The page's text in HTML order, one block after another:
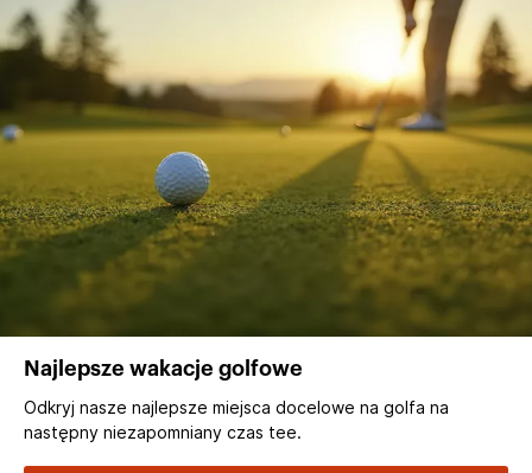
Najlepsze wakacje golfowe
Odkryj nasze najlepsze miejsca docelowe na golfa na
następny niezapomniany czas tee.